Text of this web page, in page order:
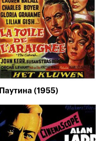
Паутина (1955)